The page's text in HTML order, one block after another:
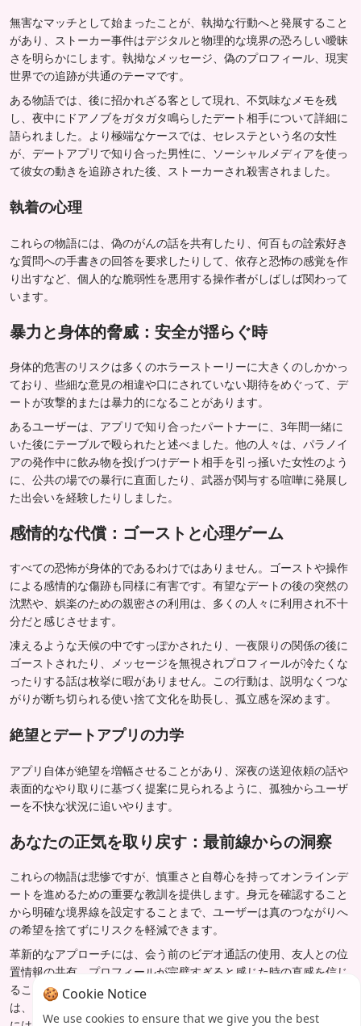
無害なマッチとして始まったことが、執拗な行動へと発展すること
があり、ストーカー事件はデジタルと物理的な境界の恐ろしい曖昧
さを明らかにします。執拗なメッセージ、偽のプロフィール、現実
世界での追跡が共通のテーマです。
ある物語では、後に招かれざる客として現れ、不気味なメモを残
し、夜中にドアノブをガタガタ鳴らしたデート相手について詳細に
語られました。より極端なケースでは、セレステという名の女性
が、デートアプリで知り合った男性に、ソーシャルメディアを使っ
て彼女の動きを追跡された後、ストーカーされ殺害されました。
執着の心理
これらの物語には、偽のがんの話を共有したり、何百もの詮索好き
な質問への手書きの回答を要求したりして、依存と恐怖の感覚を作
り出すなど、個人的な脆弱性を悪用する操作者がしばしば関わって
います。
暴力と身体的脅威：安全が揺らぐ時
身体的危害のリスクは多くのホラーストーリーに大きくのしかかっ
ており、些細な意見の相違や口にされていない期待をめぐって、デ
ートが攻撃的または暴力的になることがあります。
あるユーザーは、アプリで知り合ったパートナーに、3年間一緒に
いた後にテーブルで殴られたと述べました。他の人々は、パラノイ
アの発作中に飲み物を投げつけデート相手を引っ掻いた女性のよう
に、公共の場での暴行に直面したり、武器が関与する喧嘩に発展し
た出会いを経験したりしました。
感情的な代償：ゴーストと心理ゲーム
すべての恐怖が身体的であるわけではありません。ゴーストや操作
による感情的な傷跡も同様に有害です。有望なデートの後の突然の
沈黙や、娯楽のための親密さの利用は、多くの人々に利用され不十
分だと感じさせます。
凍えるような天候の中ですっぽかされたり、一夜限りの関係の後に
ゴーストされたり、メッセージを無視されプロフィールが冷たくな
ったりする話は枚挙に暇がありません。この行動は、説明なくつな
がりが断ち切られる使い捨て文化を助長し、孤立感を深めます。
絶望とデートアプリの力学
アプリ自体が絶望を増幅させることがあり、深夜の送迎依頼の話や
表面的なやり取りに基づく提案に見られるように、孤独からユーザ
ーを不快な状況に追いやります。
あなたの正気を取り戻す：最前線からの洞察
これらの物語は悲惨ですが、慎重さと自尊心を持ってオンラインデ
ートを進めるための重要な教訓を提供します。身元を確認すること
から明確な境界線を設定することまで、ユーザーは真のつながりへ
の希望を捨てずにリスクを軽減できます。
革新的なアプローチには、会う前のビデオ通話の使用、友人との位
置情報の共有、プロフィールが完璧すぎると感じた時の直感を信じ
ることが含まれます。結局のところ、これらのホラーストーリー
は、すべてのスワイプの背後には実在の人物がいること、そして時
🍪 Cookie Notice
We use cookies to ensure that we give you the best